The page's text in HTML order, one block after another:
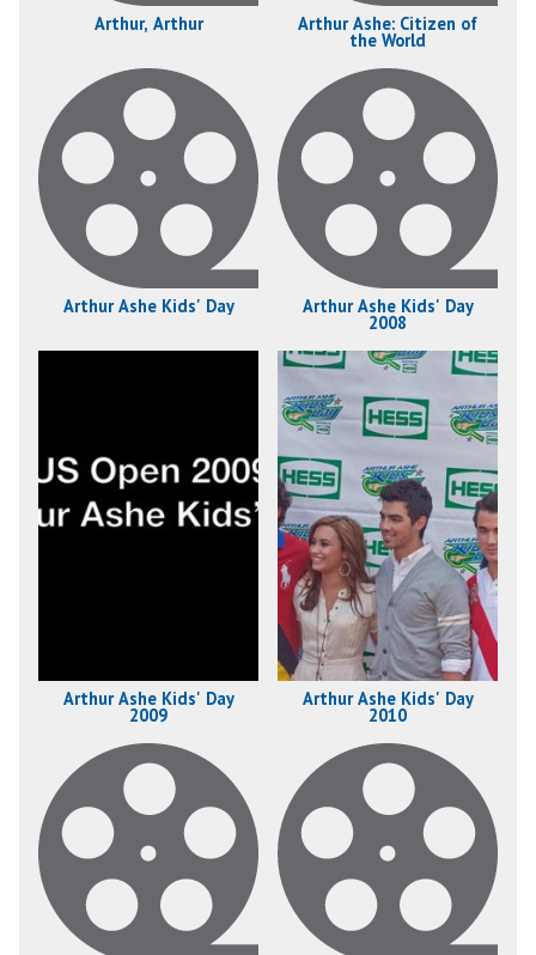
Arthur, Arthur Arthur Ashe: Citizen of
the World
Arthur Ashe Kids' Day Arthur Ashe Kids' Day
2008
Arthur Ashe Kids' Day
2009
Arthur Ashe Kids' Day
2010